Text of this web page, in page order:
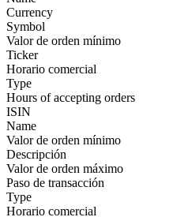
Currency
Symbol
Valor de orden mínimo
Ticker
Horario comercial
Type
Hours of accepting orders
ISIN
Name
Valor de orden mínimo
Descripción
Valor de orden máximo
Paso de transacción
Type
Horario comercial